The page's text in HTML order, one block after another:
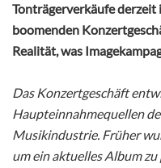
Tonträgerverkäufe
boomenden
Realität, was
Das Konzertgeschäft
Haupteinnahmequellen
Musikindustrie. Früher
um ein aktuelles Album